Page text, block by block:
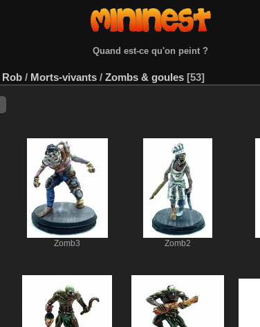
Quand est-ce qu'on peint ?
Rob / Morts-vivants / Zombs & goules 53
Zomb3 Zomb2